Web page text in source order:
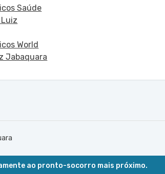
Saúde
World
Jabaquara
ao pronto-socorro mais próximo.